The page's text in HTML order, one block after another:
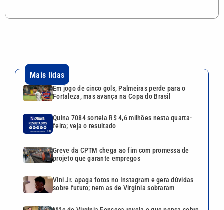
Mais lidas
Em jogo de cinco gols, Palmeiras perde para o
Fortaleza, mas avança na Copa do Brasil
Quina 7084 sorteia R$ 4,6 milhões nesta quarta-
feira; veja o resultado
Greve da CPTM chega ao fim com promessa de
projeto que garante empregos
Vini Jr. apaga fotos no Instagram e gera dúvidas
sobre futuro; nem as de Virgínia sobraram